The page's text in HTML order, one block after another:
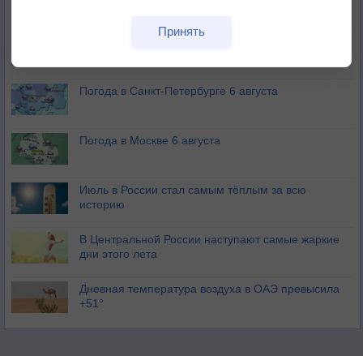
Погода в Краснодаре 6 августа
Погода в Санкт-Петербурге 6 августа
Погода в Москве 6 августа
Июль в России стал самым тёплым за всю
историю
В Центральной России наступают самые жаркие
дни этого лета
Дневная температура воздуха в ОАЭ превысила
+51°
Принять